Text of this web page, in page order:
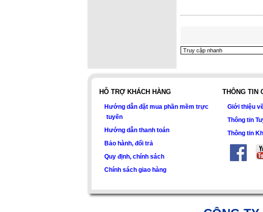
HỖ TRỢ KHÁCH HÀNG
Hướng dẫn đặt mua phần mềm trực
tuyến
Hướng dẫn thanh toán
Bảo hành, đổi trả
Quy định, chính sách
Chính sách giao hàng
THÔNG TIN
Giới thiệu
Thông tin
Thông tin